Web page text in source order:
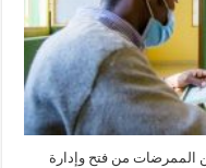
الممرضات من فتح وإدارة